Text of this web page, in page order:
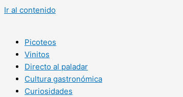
Ir al contenido
Picoteos
Vinitos
Directo al paladar
Cultura gastronómica
Curiosidades